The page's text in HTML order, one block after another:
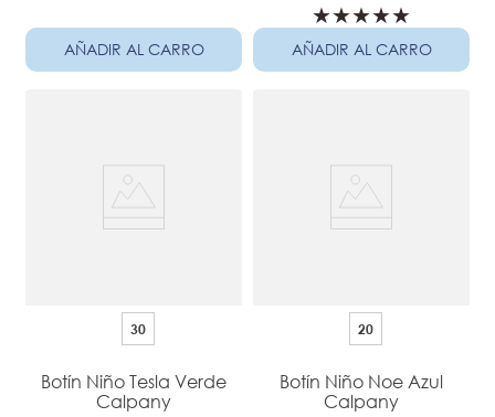
AÑADIR AL CARRO
★★★★★
AÑADIR AL CARRO
30
Botín Niño Tesla Verde
Calpany
20
Botín Niño Noe Azul
Calpany